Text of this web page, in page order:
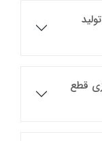
قطع